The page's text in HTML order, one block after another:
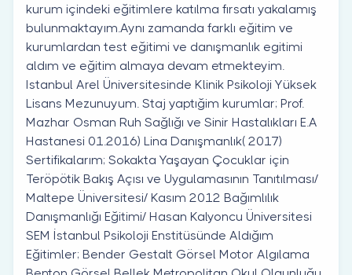
kurum içindeki eğitimlere katılma fırsatı yakalamış
bulunmaktayım.Aynı zamanda farklı eğitim ve
kurumlardan test eğitimi ve danışmanlık egitimi
aldım ve eğitim almaya devam etmekteyim.
Istanbul Arel Üniversitesinde Klinik Psikoloji Yüksek
Lisans Mezunuyum. Staj yaptığim kurumlar; Prof.
Mazhar Osman Ruh Sağlığı ve Sinir Hastalıkları E.A
Hastanesi 01.2016) Lina Danışmanlık( 2017)
Sertifikalarım; Sokakta Yaşayan Çocuklar için
Teröpötik Bakış Açısı ve Uygulamasının Tanıtılması/
Maltepe Üniversitesi/ Kasım 2012 Bağımlılık
Danışmanlığı Eğitimi/ Hasan Kalyoncu Üniversitesi
SEM İstanbul Psikoloji Enstitüsünde Aldığım
Eğitimler; Bender Gestalt Görsel Motor Algılama